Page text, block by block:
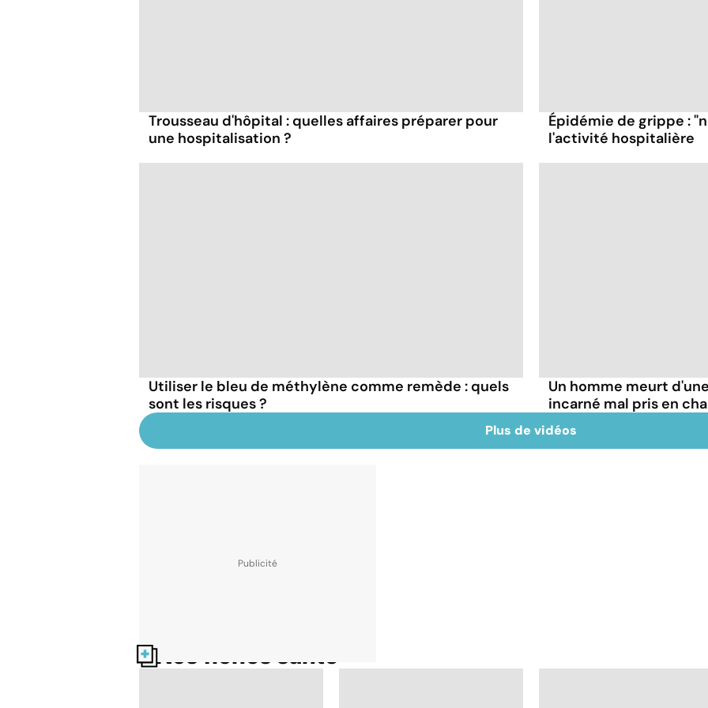
Trousseau d'hôpital : quelles affaires préparer pour
une hospitalisation ?
Épidémie de grippe :
l'activité hospitalière
Utiliser le bleu de méthylène comme remède : quels
sont les risques ?
Un homme meurt
incarné mal pris en
Plus de vidéos
Nos fiches santé